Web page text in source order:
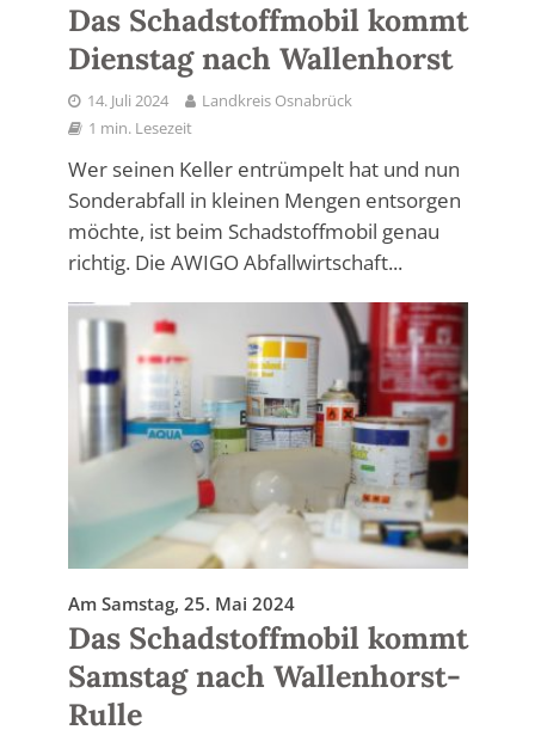
Das Schadstoffmobil kommt
Dienstag nach Wallenhorst
14. Juli 2024
Landkreis Osnabrück
1 min. Lesezeit
Wer seinen Keller entrümpelt hat und nun
Sonderabfall in kleinen Mengen entsorgen
möchte, ist beim Schadstoffmobil genau
richtig. Die AWIGO Abfallwirtschaft...
Am Samstag, 25. Mai 2024
Das Schadstoffmobil kommt
Samstag nach Wallenhorst-
Rulle